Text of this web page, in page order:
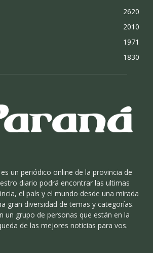
2620
2010
1971
1830
un periódico online de la provincia de
diario podrá encontrar las ultimas
el país y el mundo desde una mirada
gran diversidad de temas y categorías.
un grupo de personas que están en la
de las mejores noticias para vos.